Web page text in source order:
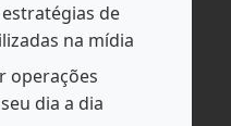
de
na mídia
operações
dia a dia